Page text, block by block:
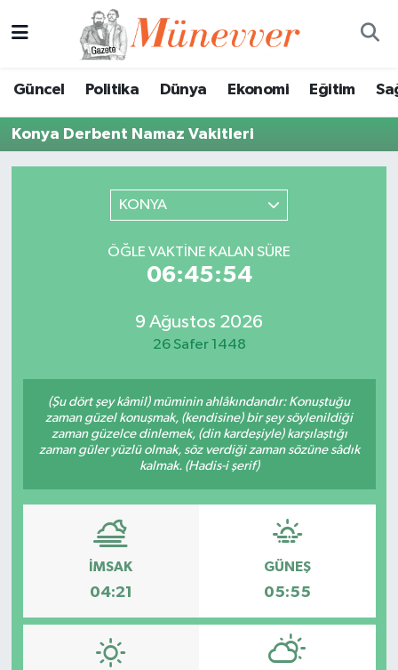
Güncel Politika Dünya Ekonomi Eğitim
Konya Derbent Namaz Vakitleri
KONYA
ÖĞLE VAKTINE KALAN SÜRE
06:45:54
9 Ağustos 2026
26 Safer 1448
(Şu dört şey kâmil) müminin ahlâkındandır: Konuştuğu
zaman güzel konuşmak, (kendisine) bir şey söylenildiği
zaman güzelce dinlemek, (din kardeşiyle) karşılaştığı
zaman güler yüzlü olmak, söz verdiği zaman sözüne sâdık
kalmak. (Hadis-i şerif)
İMSAK
04:21
GÜNEŞ
05:55
Süper Lig Puan Durumu ve Fikstür
Tüm Manşetler